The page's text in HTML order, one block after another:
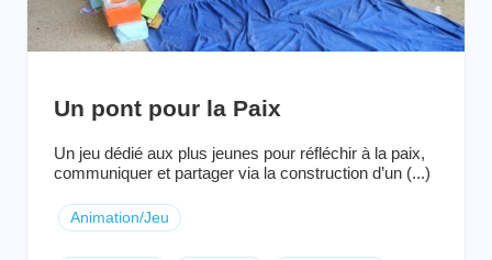
Un pont pour la Paix
Un jeu dédié aux plus jeunes pour réfléchir à la paix,
communiquer et partager via la construction d’un (...)
Animation/Jeu